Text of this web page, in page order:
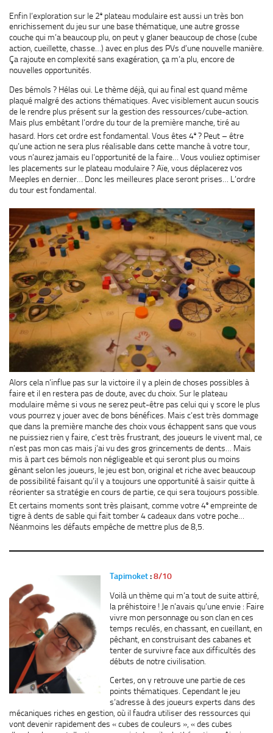
Enfin l’exploration sur le 2e plateau modulaire est aussi un très bon
enrichissement du jeu sur une base thématique, une autre grosse
couche qui m’a beaucoup plu, on peut y glaner beaucoup de chose (cube
action, cueillette, chasse…) avec en plus des PVs d’une nouvelle manière.
Ça rajoute en complexité sans exagération, ça m’a plu, encore de
nouvelles opportunités.
Des bémols ? Hélas oui. Le thème déjà, qui au final est quand même
plaqué malgré des actions thématiques. Avec visiblement aucun soucis
de le rendre plus présent sur la gestion des ressources/cube-action.
Mais plus embêtant l’ordre du tour de la première manche, tiré au
hasard. Hors cet ordre est fondamental. Vous êtes 4e ? Peut – être
qu’une action ne sera plus réalisable dans cette manche à votre tour,
vous n’aurez jamais eu l’opportunité de la faire… Vous vouliez optimiser
les placements sur le plateau modulaire ? Aïe, vous déplacerez vos
Meeples en dernier… Donc les meilleures place seront prises… L’ordre
du tour est fondamental.
Alors cela n’influe pas sur la victoire il y a plein de choses possibles à
faire et il en restera pas de doute, avec du choix. Sur le plateau
modulaire même si vous ne serez peut-être pas celui qui y score le plus
vous pourrez y jouer avec de bons bénéfices. Mais c’est très dommage
que dans la première manche des choix vous échappent sans que vous
ne puissiez rien y faire, c’est très frustrant, des joueurs le vivent mal, ce
n’est pas mon cas mais j’ai vu des gros grincements de dents… Mais
mis à part ces bémols non négligeable et qui seront plus ou moins
gênant selon les joueurs, le jeu est bon, original et riche avec beaucoup
de possibilité faisant qu’il y a toujours une opportunité à saisir quitte à
réorienter sa stratégie en cours de partie, ce qui sera toujours possible.
Et certains moments sont très plaisant, comme votre 4e empreinte de
tigre à dents de sable qui fait tomber 4 cadeaux dans votre poche…
Néanmoins les défauts empêche de mettre plus de 8,5.
Tapimoket:8/10
Voilà un thème qui m’a tout de suite attiré,
la préhistoire ! Je n’avais qu’une envie : Faire
vivre mon personnage ou son clan en ces
temps reculés, en chassant, en cueillant, en
pêchant, en construisant des cabanes et
tenter de survivre face aux difficultés des
débuts de notre civilisation.
Certes, on y retrouve une partie de ces
points thématiques. Cependant le jeu
s’adresse à des joueurs experts dans des
mécaniques riches en gestion, où il faudra utiliser des ressources qui
vont devenir rapidement des « cubes de couleurs », « des cubes